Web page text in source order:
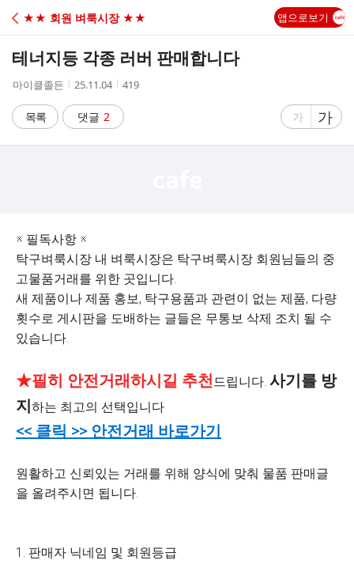
C
A
★★ 회원 벼룩시장 ★★ 앱으로보기
테너지등 각종 러버 판매합니다
작
자
마이클졸든
작
시
간
25.11.04
조
수
419
목록 댓글 2
글
가
글
자
가
※ 필독사항 ※
탁구벼룩시장 내 벼룩시장은 탁구벼룩시장 회원님들의 중
고물품거래를 위한 곳입니다.
새 제품이나 제품 홍보, 탁구용품과 관련이 없는 제품, 다량
횟수로 게시판을 도배하는 글들은 무통보 삭제 조치 될 수
있습니다.
★필히 안전거래하시길 추천드립니다. 사기를 방
지하는 최고의 선택입니다
<< 클릭 >> 안전거래 바로가기
원활하고 신뢰있는 거래를 위해 양식에 맞춰 물품 판매글
을 올려주시면 됩니다.
1. 판매자 닉네임 및 회원등급